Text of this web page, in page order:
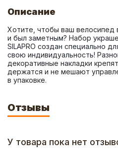
Описание
Хотите, чтобы ваш велосипед
и был заметным? Набор
SILAPRO создан специально
свою индивидуальность!
декоративные накладки
держатся и не мешают
в упаковке.
Отзывы
У товара пока нет